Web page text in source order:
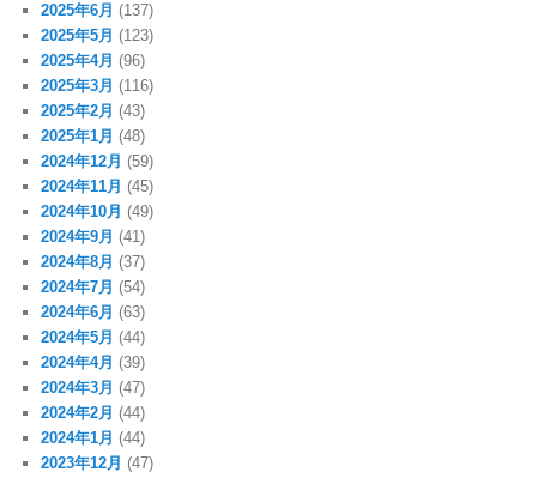
2025年6月 (137)
2025年5月 (123)
2025年4月 (96)
2025年3月 (116)
2025年2月 (43)
2025年1月 (48)
2024年12月 (59)
2024年11月 (45)
2024年10月 (49)
2024年9月 (41)
2024年8月 (37)
2024年7月 (54)
2024年6月 (63)
2024年5月 (44)
2024年4月 (39)
2024年3月 (47)
2024年2月 (44)
2024年1月 (44)
2023年12月 (47)